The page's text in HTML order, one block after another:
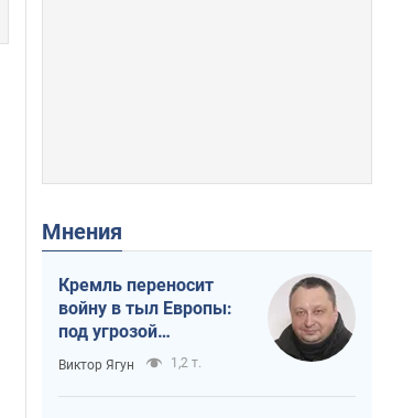
Мнения
Кремль переносит
войну в тыл Европы:
под угрозой
критическая
логистика
Виктор Ягун 1,2 т.